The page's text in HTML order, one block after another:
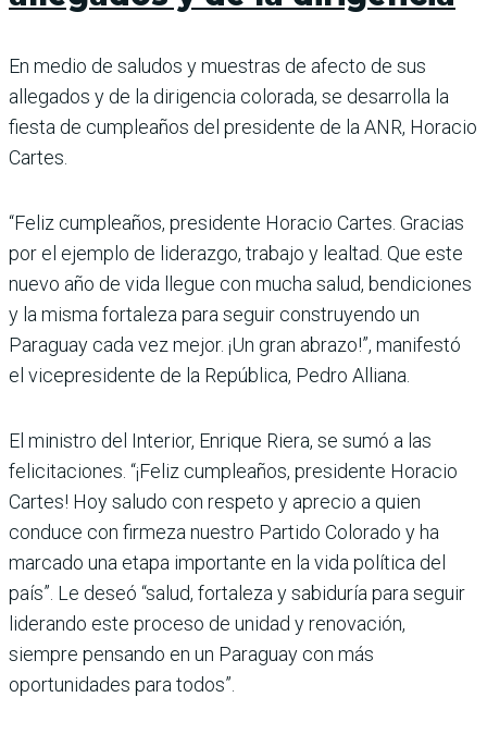
En medio de saludos y muestras de afecto de sus
allegados y de la dirigencia colorada, se desarrolla la
fiesta de cumpleaños del presidente de la ANR, Horacio
Cartes.
“Feliz cumpleaños, presidente Horacio Cartes. Gracias
por el ejemplo de liderazgo, trabajo y lealtad. Que este
nuevo año de vida llegue con mucha salud, bendiciones
y la misma fortaleza para seguir construyendo un
Paraguay cada vez mejor. ¡Un gran abrazo!”, manifestó
el vicepresidente de la República, Pedro Alliana.
El ministro del Interior, Enrique Riera, se sumó a las
felicitaciones. “¡Feliz cumpleaños, presidente Horacio
Cartes! Hoy saludo con respeto y aprecio a quien
conduce con firmeza nuestro Partido Colorado y ha
marcado una etapa importante en la vida política del
país”. Le deseó “salud, fortaleza y sabiduría para seguir
liderando este proceso de unidad y renovación,
siempre pensando en un Paraguay con más
oportunidades para todos”.